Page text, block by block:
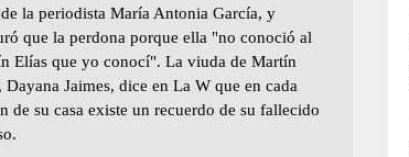
la periodista María Antonia García, y
que la perdona porque ella "no conoció al
Elías que yo conocí". La viuda de Martín
Dayana Jaimes, dice en La W que en cada
de su casa existe un recuerdo de su fallecido